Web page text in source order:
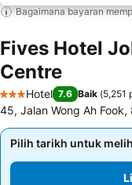
Bagaimana bayaran
Fives Hotel
Centre
3 Bintang
Hotel 7.6 Baik (5,251
45, Jalan Wong Ah
Pilih tarikh untuk
Pilih tarikh untuk